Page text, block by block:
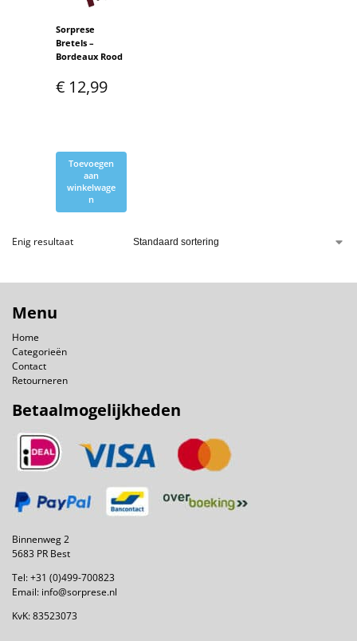
Sorprese
Bretels –
Bordeaux Rood
€ 12,99
Toevoegen
aan
winkelwage
n
Enig resultaat
Menu
Home
Categorieën
Contact
Retourneren
Betaalmogelijkheden
Binnenweg 2
5683 PR Best
Tel:+31 (0)499-700823
Email: info@sorprese.nl
KvK: 83523073